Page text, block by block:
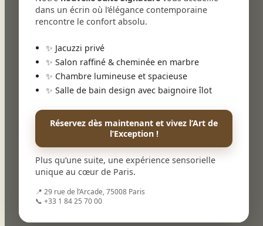
dans un écrin où l’élégance contemporaine
rencontre le confort absolu.
✨ Jacuzzi privé
✨ Salon raffiné & cheminée en marbre
✨ Chambre lumineuse et spacieuse
✨ Salle de bain design avec baignoire îlot
Réservez dès maintenant et vivez l’Art de
l’Exception !
Plus qu’une suite, une expérience sensorielle
unique au cœur de Paris.
📍 29 rue de l’Arcade, 75008 Paris
📞 +33 1 84 25 70 00
1 2 3 4 5 6 7 8 9 1
Chambre Supérieure
Dans le calme absolu de la chambre Supérieure, tout est mis
en scène pour apprécier le moment. Façon cabinet de
curiosité, on s’émerveille de la décoration fraîche et élégante.
Nous ne pouvons garantir l’attribution d’une chambre
selon sa couleur ou son ambiance.
Réserver